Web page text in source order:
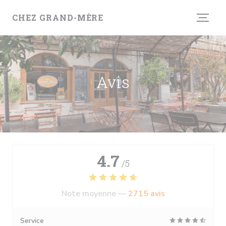
CHEZ GRAND-MÈRE
Avis
4.7 /5
Note moyenne —2715 avis
Service